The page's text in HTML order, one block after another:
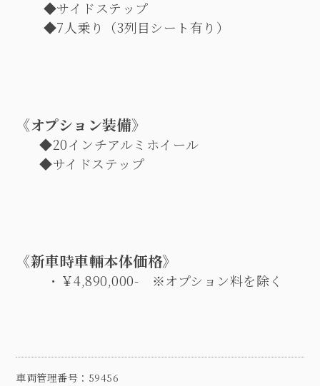
◆サイドステップ
◆7人乗り（3列目シート有り）
《オプション装備》
◆20インチアルミホイール
◆サイドステップ
《新車時車輛本体価格》
・￥4,890,000- ※オプション料を除く
車両管理番号：59456